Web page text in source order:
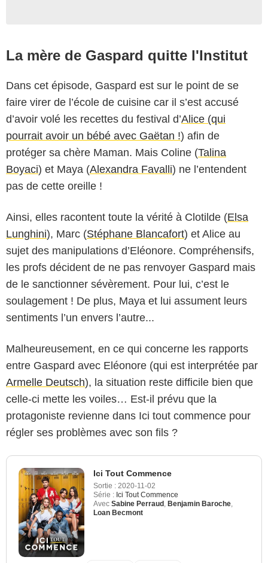
La mère de Gaspard quitte l'Institut
Dans cet épisode, Gaspard est sur le point de se
faire virer de l’école de cuisine car il s’est accusé
d’avoir volé les recettes du festival d’Alice (qui
pourrait avoir un bébé avec Gaëtan !) afin de
protéger sa chère Maman. Mais Coline (Talina
Boyaci) et Maya (Alexandra Favalli) ne l’entendent
pas de cette oreille !
Ainsi, elles racontent toute la vérité à Clotilde (Elsa
Lunghini), Marc (Stéphane Blancafort) et Alice au
sujet des manipulations d’Eléonore. Compréhensifs,
les profs décident de ne pas renvoyer Gaspard mais
de le sanctionner sévèrement. Pour lui, c’est le
soulagement ! De plus, Maya et lui assument leurs
sentiments l’un envers l’autre...
Malheureusement, en ce qui concerne les rapports
entre Gaspard avec Eléonore (qui est interprétée par
Armelle Deutsch), la situation reste difficile bien que
celle-ci mette les voiles… Est-il prévu que la
protagoniste revienne dans Ici tout commence pour
régler ses problèmes avec son fils ?
Ici Tout Commence
Sortie : 2020-11-02
Série : Ici Tout Commence
Avec Sabine Perraud Benjamin Baroche
Loan Becmont